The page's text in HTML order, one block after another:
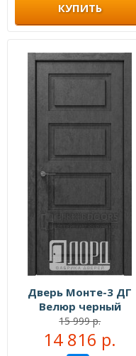
КУПИТЬ
Дверь Монте-3 ДГ
Велюр черный
15 999 р.
14 816 р.